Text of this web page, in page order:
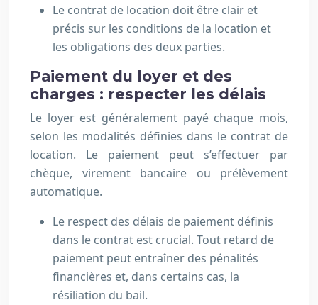
Le contrat de location doit être clair et
précis sur les conditions de la location et
les obligations des deux parties.
Paiement du loyer et des
charges : respecter les délais
Le loyer est généralement payé chaque mois,
selon les modalités définies dans le contrat de
location. Le paiement peut s’effectuer par
chèque, virement bancaire ou prélèvement
automatique.
Le respect des délais de paiement définis
dans le contrat est crucial. Tout retard de
paiement peut entraîner des pénalités
financières et, dans certains cas, la
résiliation du bail.